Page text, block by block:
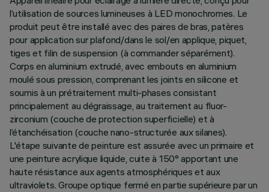
l’utilisation de sources lumineuses à LED monochromes. Le
produit peut être installé avec des paires de bras, patères
pour application sur plafond/dans le sol/en applique, piquet,
tiges et filin de suspension (à commander séparément).
Corps en aluminium extrudé, avec embouts en aluminium
moulé sous pression, comprenant les joints en silicone et
soumis à un prétraitement multi-phases consistant
principalement au dégraissage, au traitement au fluor-
zirconium (couche de protection superficielle) et à
l’étanchéisation (couche nano-structurée aux silanes).
L'étape suivante de peinture est assurée avec un primaire et
une peinture acrylique liquide, cuite à 150° apportant une
haute résistance aux agents atmosphériques et aux
ultraviolets. Groupe optique fermé en partie supérieure par un